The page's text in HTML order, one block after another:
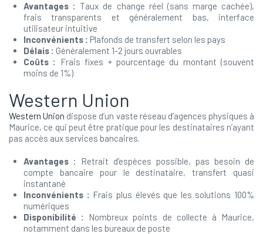
Avantages : Taux de change réel (sans marge cachée),
frais transparents et généralement bas, interface
utilisateur intuitive
Inconvénients : Plafonds de transfert selon les pays
Délais : Généralement 1-2 jours ouvrables
Coûts :
Frais fixes + pourcentage du montant (souvent
moins de 1%)
Western Union
Western Union dispose d’un vaste réseau d’agences physiques à
Maurice, ce qui peut être pratique pour les destinataires n’ayant
pas accès aux services bancaires.
Avantages :
Retrait d’espèces possible, pas besoin de
compte bancaire pour le destinataire, transfert quasi
instantané
Inconvénients : Frais plus élevés que les solutions 100%
numériques
Disponibilité :
Nombreux points de collecte à Maurice,
notamment dans les bureaux de poste